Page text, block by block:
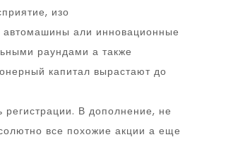
изо
али инновационные
раундами а также
капитал вырастают до
регистрации. В дополнение, не
все похожие акции а еще